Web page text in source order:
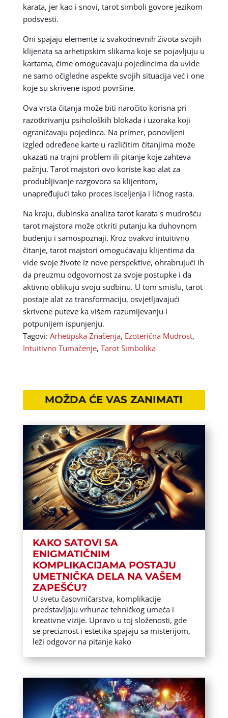
karata, jer kao i snovi, tarot simboli govore jezikom
podsvesti.
Oni spajaju elemente iz svakodnevnih života svojih
klijenata sa arhetipskim slikama koje se pojavljuju u
kartama, čime omogućavaju pojedincima da uvide
ne samo očigledne aspekte svojih situacija već i one
koje su skrivene ispod površine.
Ova vrsta čitanja može biti naročito korisna pri
razotkrivanju psiholoških blokada i uzoraka koji
ograničavaju pojedinca. Na primer, ponovljeni
izgled određene karte u različitim čitanjima može
ukazati na trajni problem ili pitanje koje zahteva
pažnju. Tarot majstori ovo koriste kao alat za
produbljivanje razgovora sa klijentom,
unapređujući tako proces isceljenja i ličnog rasta.
Na kraju, dubinska analiza tarot karata s mudrošću
tarot majstora može otkriti putanju ka duhovnom
buđenju i samospoznaji. Kroz ovakvo intuitivno
čitanje, tarot majstori omogućavaju klijentima da
vide svoje živote iz nove perspektive, ohrabrujući ih
da preuzmu odgovornost za svoje postupke i da
aktivno oblikuju svoju sudbinu. U tom smislu, tarot
postaje alat za transformaciju, osvjetljavajući
skrivene puteve ka višem razumijevanju i
potpunijem ispunjenju.
Tagovi: Arhetipska Značenja, Ezoterična Mudrost,
Intuitivno Tumačenje, Tarot Simbolika
MOŽDA ĆE VAS ZANIMATI
KAKO SATOVI SA
ENIGMATIČNIM
KOMPLIKACIJAMA POSTAJU
UMETNIČKA DELA NA VAŠEM
ZAPEŠĆU?
U svetu časovničarstva, komplikacije
predstavljaju vrhunac tehničkog umeća i
kreativne vizije. Upravo u toj složenosti, gde
se preciznost i estetika spajaju sa misterijom,
leži odgovor na pitanje kako